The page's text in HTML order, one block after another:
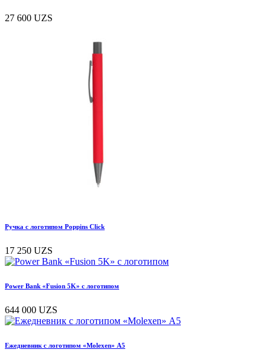
27 600 UZS
Ручка с логотипом Poppins Click
17 250 UZS
Power Bank «Fusion 5K» с логотипом
644 000 UZS
Ежедневник с логотипом «Molexen» А5